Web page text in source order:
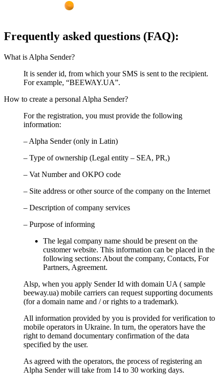
Frequently asked questions (FAQ):
What is Alpha Sender?
It is sender id, from which your SMS is sent to the recipient.
For example, “BEEWAY.UA”.
How to create a personal Alpha Sender?
For the registration, you must provide the following
information:
– Alpha Sender (only in Latin)
– Type of ownership (Legal entity – SEA, PR,)
– Vat Number and OKPO code
– Site address or other source of the company on the Internet
– Description of company services
– Purpose of informing
The legal company name should be present on the
customer website. This information can be placed in the
following sections: About the company, Contacts, For
Partners, Agreement.
Alsp, when you apply Sender Id with domain UA ( sample
beeway.ua) mobile carriers can request supporting documents
(for a domain name and / or rights to a trademark).
All information provided by you is provided for verification to
mobile operators in Ukraine. In turn, the operators have the
right to demand documentary confirmation of the data
specified by the user.
As agreed with the operators, the process of registering an
Alpha Sender will take from 14 to 30 working days.